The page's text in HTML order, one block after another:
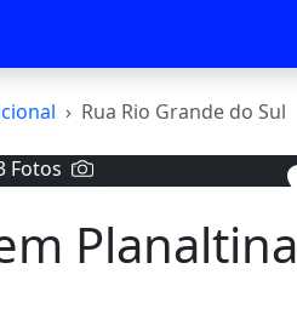
Rua Rio Grande do Sul
Fotos
Planaltina